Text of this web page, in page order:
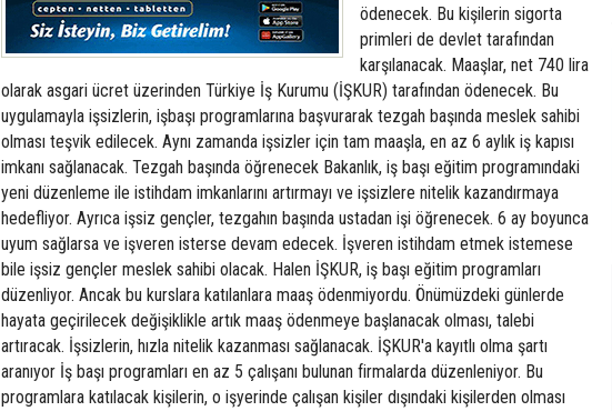
ödenecek. Bu kişilerin sigorta
primleri de devlet tarafından
karşılanacak. Maaşlar, net 740 lira
olarak asgari ücret üzerinden Türkiye İş Kurumu (İŞKUR) tarafından ödenecek. Bu
uygulamayla işsizlerin, işbaşı programlarına başvurarak tezgah başında meslek sahibi
olması teşvik edilecek. Aynı zamanda işsizler için tam maaşla, en az 6 aylık iş kapısı
imkanı sağlanacak. Tezgah başında öğrenecek Bakanlık, iş başı eğitim programındaki
yeni düzenleme ile istihdam imkanlarını artırmayı ve işsizlere nitelik kazandırmaya
hedefliyor. Ayrıca işsiz gençler, tezgahın başında ustadan işi öğrenecek. 6 ay boyunca
uyum sağlarsa ve işveren isterse devam edecek. İşveren istihdam etmek istemese
bile işsiz gençler meslek sahibi olacak. Halen İŞKUR, iş başı eğitim programları
düzenliyor. Ancak bu kurslara katılanlara maaş ödenmiyordu. Önümüzdeki günlerde
hayata geçirilecek değişiklikle artık maaş ödenmeye başlanacak olması, talebi
artıracak. İşsizlerin, hızla nitelik kazanması sağlanacak. İŞKUR'a kayıtlı olma şartı
aranıyor İş başı programları en az 5 çalışanı bulunan firmalarda düzenleniyor. Bu
programlara katılacak kişilerin, o işyerinde çalışan kişiler dışındaki kişilerden olması